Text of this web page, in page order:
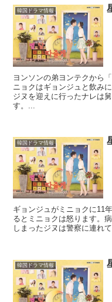
韓国ドラマ情報
ヨンソンの弟ヨンテクから
ニョクはギョンジュと飲み
ジヌを迎えに行ったナレは
す。...
韓国ドラマ情報
ギョンジュがミニョクに11
るとミニョクは怒ります。
しまったジヌは警察に連れ
韓国ドラマ情報